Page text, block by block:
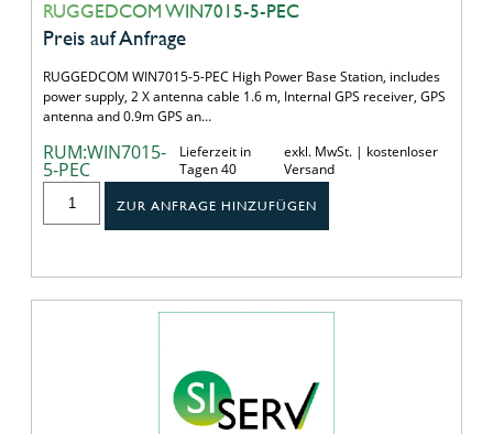
RUGGEDCOM WIN7015-5-PEC
Preis auf Anfrage
RUGGEDCOM WIN7015-5-PEC High Power Base Station, includes
power supply, 2 X antenna cable 1.6 m, Internal GPS receiver, GPS
antenna and 0.9m GPS an…
RUM:WIN7015-
5-PEC
Lieferzeit in
Tagen 40
exkl. MwSt. | kostenloser
Versand
ZUR ANFRAGE HINZUFÜGEN